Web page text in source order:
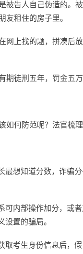
被告人自己伪造的。
友租住的房子里。
网上找的题，拼凑后
期徒刑五年，罚金五万
何防范呢？法官梳
最想知道分数，诈骗
可内部操作加分，或
设置的骗局。
取考生身份信息后，